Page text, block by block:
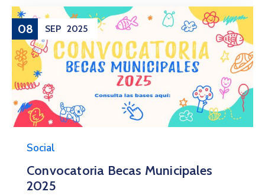
08 SEP 2025
Social
Convocatoria Becas Municipales
2025